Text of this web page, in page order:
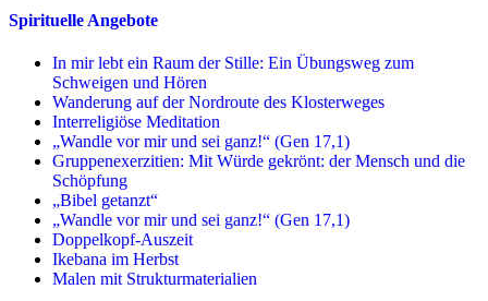
Spirituelle Angebote
In mir lebt ein Raum der Stille: Ein Übungsweg zum
Schweigen und Hören
Wanderung auf der Nordroute des Klosterweges
Interreligiöse Meditation
„Wandle vor mir und sei ganz!“ (Gen 17,1)
Gruppenexerzitien: Mit Würde gekrönt: der Mensch und die
Schöpfung
„Bibel getanzt“
„Wandle vor mir und sei ganz!“ (Gen 17,1)
Doppelkopf-Auszeit
Ikebana im Herbst
Malen mit Strukturmaterialien